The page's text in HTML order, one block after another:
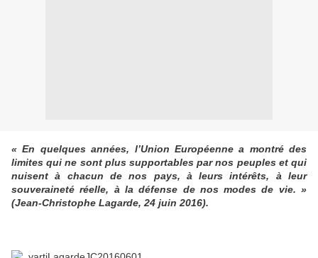
« En quelques années, l’Union Européenne a montré des
limites qui ne sont plus supportables par nos peuples et qui
nuisent à chacun de nos pays, à leurs intérêts, à leur
souveraineté réelle, à la défense de nos modes de vie. »
(Jean-Christophe Lagarde, 24 juin 2016).